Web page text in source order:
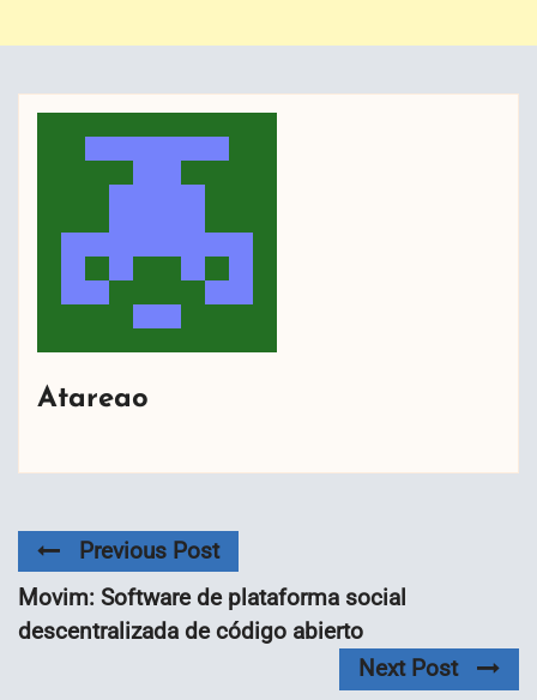
Atareao
Previous Post
Movim: Software de plataforma social
descentralizada de código abierto
Next Post